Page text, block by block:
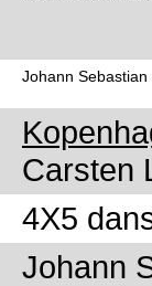
Johann Sebastian
Carsten
4X5
Johann